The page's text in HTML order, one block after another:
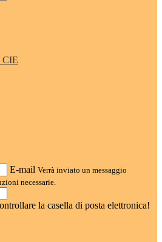
CIE
E-mail Verrà inviato un messaggio
necessarie.
la casella di posta elettronica!